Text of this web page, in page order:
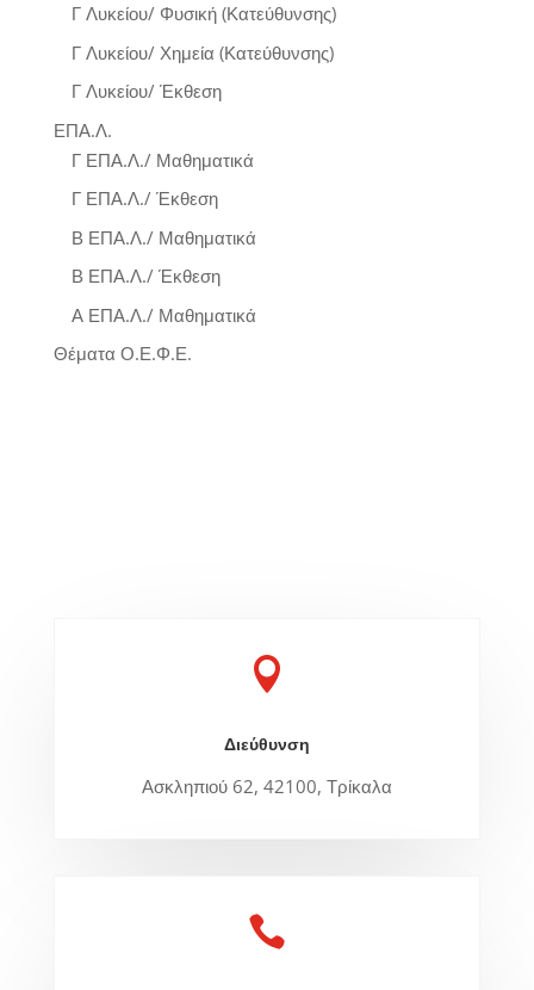
Γ Λυκείου/ Φυσική (Κατεύθυνσης)
Γ Λυκείου/ Χημεία (Κατεύθυνσης)
Γ Λυκείου/ Έκθεση
ΕΠΑ.Λ.
Γ ΕΠΑ.Λ./ Μαθηματικά
Γ ΕΠΑ.Λ./ Έκθεση
Β ΕΠΑ.Λ./ Μαθηματικά
Β ΕΠΑ.Λ./ Έκθεση
Α ΕΠΑ.Λ./ Μαθηματικά
Θέματα Ο.Ε.Φ.Ε.

Διεύθυνση
Ασκληπιού 62, 42100, Τρίκαλα
